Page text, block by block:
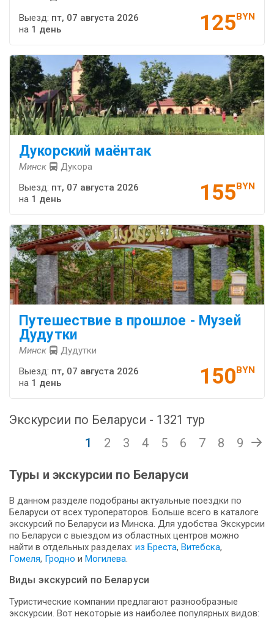
125BYN
Выезд: пт, 07 августа 2026
на 1 день
Дукорский маёнтак
Минск Дукора
155BYN
Выезд: пт, 07 августа 2026
на 1 день
Путешествие в прошлое - Музей
Дудутки
Минск Дудутки
150BYN
Выезд: пт, 07 августа 2026
на 1 день
Экскурсии по Беларуси - 1321 тур
1
2 3 4 5 6 7 8 9
Туры и экскурсии по Беларуси
В данном разделе подобраны актуальные поездки по
Беларуси от всех туроператоров. Больше всего в каталоге
экскурсий по Беларуси из Минска. Для удобства Экскурсии
по Беларуси с выездом из областных центров можно
найти в отдельных разделах: из Бреста, Витебска,
Гомеля, Гродно и Могилева.
Виды экскурсий по Беларуси
Туристические компании предлагают разнообразные
экскурсии. Вот некоторые из наиболее популярных видов: